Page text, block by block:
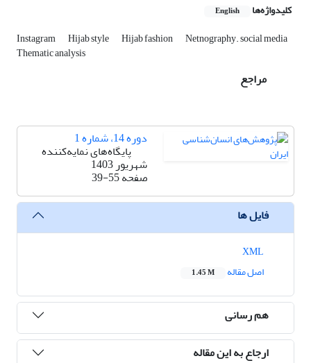
کلیدواژه‌ها English
Instagram Hijab style Hijab fashion Netnography. social media
Thematic analysis
مراجع
دوره 14، شماره 1
پایگاه‌های نمایه‌کننده
شهریور 1403
صفحه39-55
فایل ها
اصل مقاله
1.45 M
هم رسانی
ارجاع به این مقاله